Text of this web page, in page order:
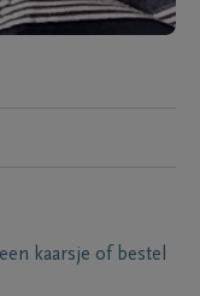
kaarsje of bestel